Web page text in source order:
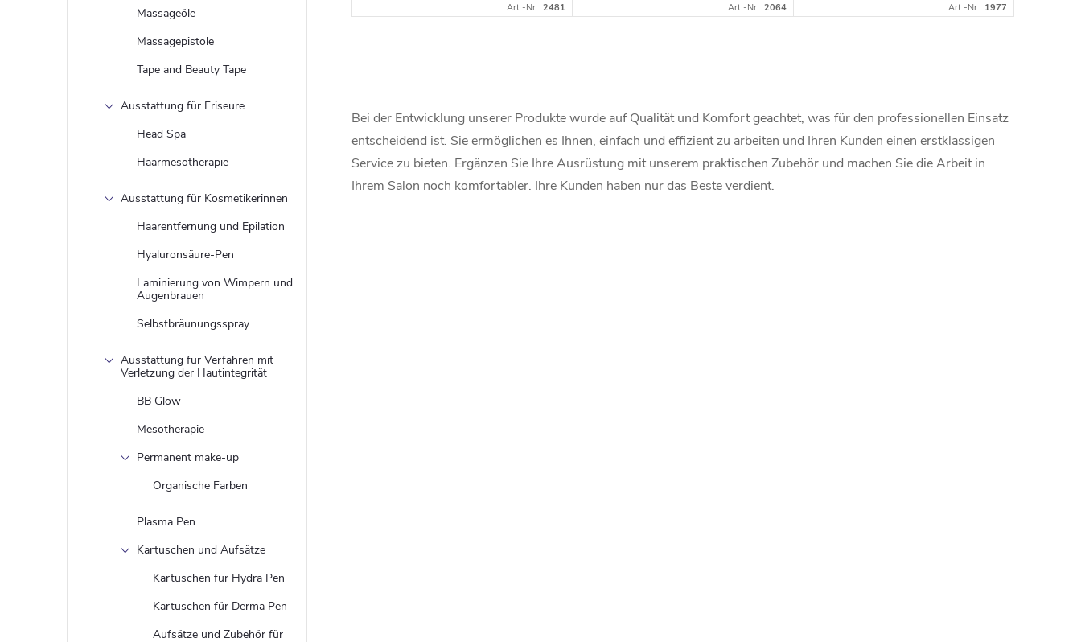
Massageöle
Massagepistole
Tape and Beauty Tape
Ausstattung für Friseure
Head Spa
Haarmesotherapie
Ausstattung für Kosmetikerinnen
Haarentfernung und Epilation
Hyaluronsäure-Pen
Laminierung von Wimpern und
Augenbrauen
Selbstbräunungsspray
Ausstattung für Verfahren mit
Verletzung der Hautintegrität
BB Glow
Mesotherapie
Permanent make-up
Organische Farben
Plasma Pen
Kartuschen und Aufsätze
Kartuschen für Hydra Pen
Kartuschen für Derma Pen
Aufsätze und Zubehör für
Art.-Nr.:2481 Art.-Nr.: 2064 Art.-Nr.: 1977
t
e
u
Bei der Entwicklung unserer Produkte wurde auf Qualität und Komfort geachtet, was für den professionellen Einsatz
entscheidend ist. Sie ermöglichen es Ihnen, einfach und effizient zu arbeiten und Ihren Kunden einen erstklassigen
Service zu bieten. Ergänzen Sie Ihre Ausrüstung mit unserem praktischen Zubehör und machen Sie die Arbeit in
Ihrem Salon noch komfortabler. Ihre Kunden haben nur das Beste verdient.